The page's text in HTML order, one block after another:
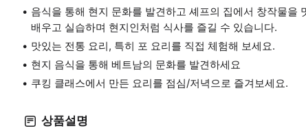
음식을 통해 현지 문화를 발견하고 셰프의 집에서 창작물
배우고 실습하며 현지인처럼 식사를 즐길 수 있습니다.
맛있는 전통 요리, 특히 포 요리를 직접 체험해 보세요.
현지 음식을 통해 베트남의 문화를 발견하세요
쿠킹 클래스에서 만든 요리를 점심/저녁으로 즐겨보세요.
상품설명